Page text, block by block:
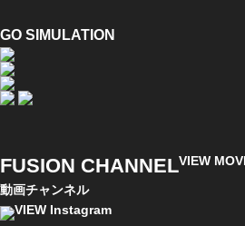
GO SIMULATION
FUSION CHANNEL
動画チャンネル
VIEW
VIEW Instagram